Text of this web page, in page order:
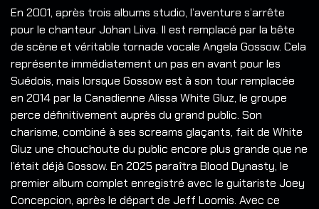
En 2001, après trois albums studio, l’aventure s’arrête
pour le chanteur Johan Liiva. Il est remplacé par la bête
de scène et véritable tornade vocale Angela Gossow. Cela
représente immédiatement un pas en avant pour les
Suédois, mais lorsque Gossow est à son tour remplacée
en 2014 par la Canadienne Alissa White Gluz, le groupe
perce définitivement auprès du grand public. Son
charisme, combiné à ses screams glaçants, fait de White
Gluz une chouchoute du public encore plus grande que ne
l’était déjà Gossow. En 2025 paraîtra Blood Dynasty, le
premier album complet enregistré avec le guitariste Joey
Concepcion, après le départ de Jeff Loomis. Avec ce